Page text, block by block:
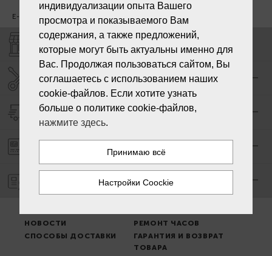
E-mail:
МАГАЗИНЫ "LAIKS"
СЕРВИС ЦЕНТР "LAIKS"
ДОСТАВКА
НОВОСТИ
РЕМОНТ ЧАСОВ
СПОСОБЫ ДОСТАВКИ
ГАРАНТИЯ И ВОЗВРАТ
ТОВАРА
индивидуализации опыта Вашего
просмотра и показываемого Вам
содержания, а также предложений,
которые могут быть актуальны именно для
Вас. Продолжая пользоваться сайтом, Вы
соглашаетесь с использованием наших
cookie-файлов. Если хотите узнать
больше о политике cookie-файлов,
нажмите здесь.